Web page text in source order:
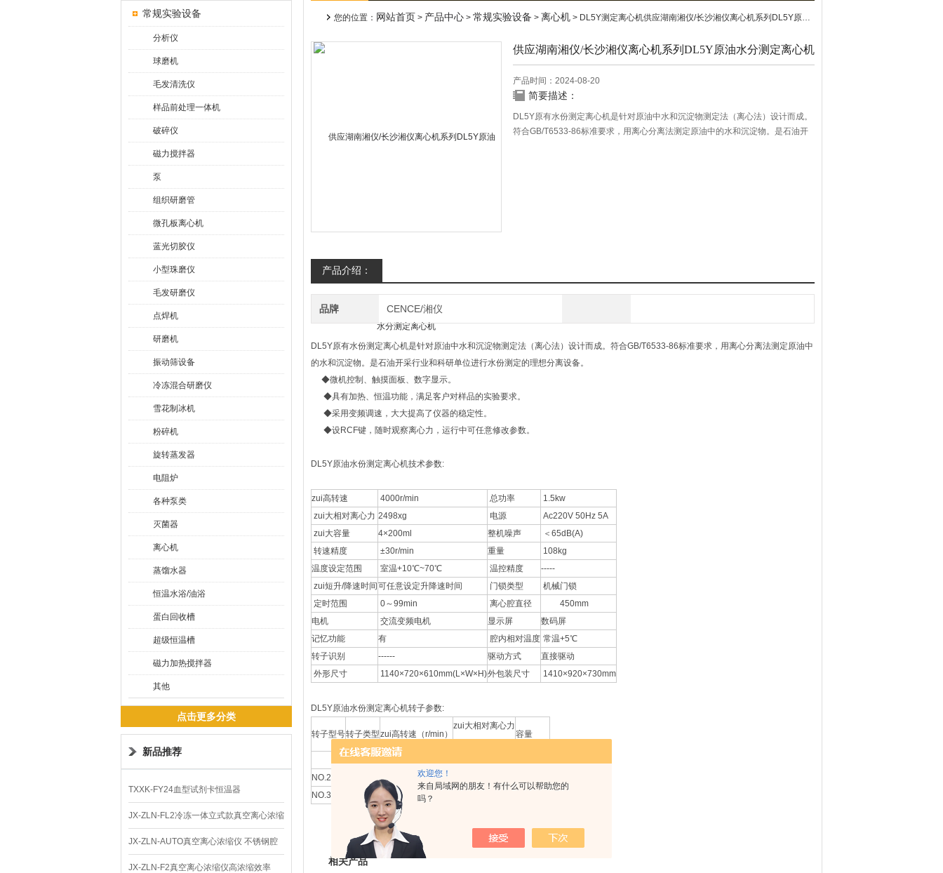
欢迎您！
来自局域网的朋友！有什么可以帮助您的
吗？
常规实验设备
分析仪
球磨机
毛发清洗仪
样品前处理一体机
破碎仪
磁力搅拌器
泵
组织研磨管
微孔板离心机
蓝光切胶仪
小型珠磨仪
毛发研磨仪
点焊机
研磨机
振动筛设备
冷冻混合研磨仪
雪花制冰机
粉碎机
旋转蒸发器
电阻炉
各种泵类
灭菌器
离心机
蒸馏水器
恒温水浴/油浴
蛋白回收槽
超级恒温槽
磁力加热搅拌器
其他
点击更多分类
新品推荐
TXXK-FY24血型试剂卡恒温器
JX-ZLN-FL2冷冻一体立式款真空离心浓缩
仪 低温功能
JX-ZLN-AUTO真空离心浓缩仪 不锈钢腔
体
JX-ZLN-F2真空离心浓缩仪高浓缩效率
您的位置： 网站首页 > 产品中心 > 常规实验设备 > 离心机 > DL5Y测定离心机供应湖南湘仪/长沙湘仪离心机系列DL5Y原油水分测定离心机
供应湖南湘仪/长沙湘仪离心机系列DL5Y原油水分测定离心机
产品时间：2024-08-20
简要描述：
DL5Y原有水份测定离心机是针对原油中水和沉淀物测定法（离心法）设计而成。
符合GB/T6533-86标准要求，用离心分离法测定原油中的水和沉淀物。是石油开
产品介绍：
品牌 CENCE/湘仪
DL5Y原有水份测定离心机是针对原油中水和沉淀物测定法（离心法）设计而成。符合GB/T6533-86标准要求，用离心分离法测定原油中
的水和沉淀物。是石油开采行业和科研单位进行水份测定的理想分离设备。
◆微机控制、触摸面板、数字显示。
◆具有加热、恒温功能，满足客户对样品的实验要求。
◆采用变频调速，大大提高了仪器的稳定性。
◆设RCF键，随时观察离心力，运行中可任意修改参数。
DL5Y原油水份测定离心机技术参数:
zui高转速 4000r/min 总功率
1.5kw
zui大相对离心力 2498xg 电源
Ac220V 50Hz 5A
zui大容量
4×200ml 整机噪声
＜65dB(A)
转速精度
±30r/min 重量
108kg
温度设定范围
室温+10℃~70℃ 温控精度
-----
zui短升/降速时间 可任意设定升降速时间 门锁类型
机械门锁
定时范围
0～99min 离心腔直径
450mm
电机
交流变频电机 显示屏
数码屏
记忆功能
有 腔内相对温度 常温+5℃
转子识别
------ 驱动方式
直接驱动
外形尺寸
1140×720×610mm(L×W×H)外包装尺寸 1410×920×730mm
DL5Y原油水份测定离心机转子参数:
转子型号转子类型zui高转速（r/min）
zui大相对离心力
容量
NO.2
水平转子3000
NO.3
水平转子 3000
相关产品